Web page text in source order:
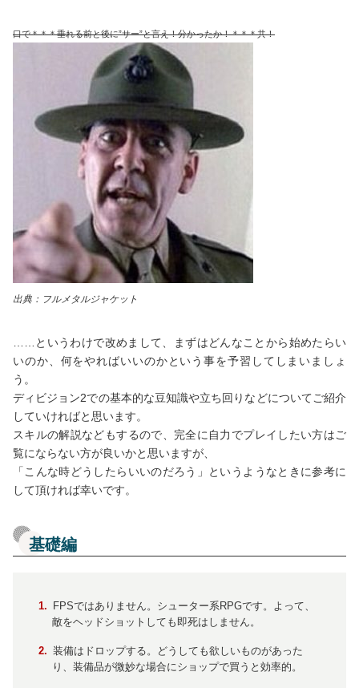
口で＊＊＊垂れる前と後に”サー”と言え！分かったか！＊＊＊共！
出典：フルメタルジャケット
……というわけで改めまして、まずはどんなことから始めたらい
いのか、何をやればいいのかという事を予習してしまいましょ
う。
ディビジョン2での基本的な豆知識や立ち回りなどについてご紹介
していければと思います。
スキルの解説などもするので、完全に自力でプレイしたい方はご
覧にならない方が良いかと思いますが、
「こんな時どうしたらいいのだろう」というようなときに参考に
して頂ければ幸いです。
基礎編
FPSではありません。シューター系RPGです。よって、
敵をヘッドショットしても即死はしません。
装備はドロップする。どうしても欲しいものがあった
り、装備品が微妙な場合にショップで買うと効率的。